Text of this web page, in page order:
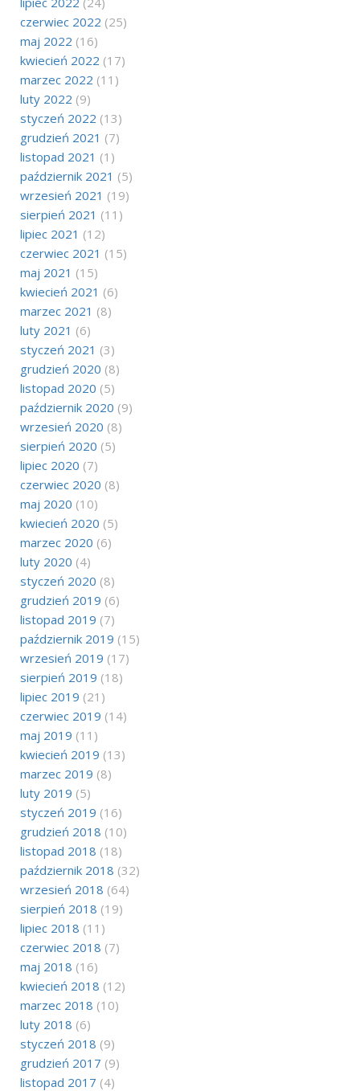
czerwiec 2022 (25)
maj 2022 (16)
kwiecień 2022 (17)
marzec 2022 (11)
luty 2022 (9)
styczeń 2022 (13)
grudzień 2021 (7)
listopad 2021 (1)
październik 2021 (5)
wrzesień 2021 (19)
sierpień 2021 (11)
lipiec 2021 (12)
czerwiec 2021 (15)
maj 2021 (15)
kwiecień 2021 (6)
marzec 2021 (8)
luty 2021 (6)
styczeń 2021 (3)
grudzień 2020 (8)
listopad 2020 (5)
październik 2020 (9)
wrzesień 2020 (8)
sierpień 2020 (5)
lipiec 2020 (7)
czerwiec 2020 (8)
maj 2020 (10)
kwiecień 2020 (5)
marzec 2020 (6)
luty 2020 (4)
styczeń 2020 (8)
grudzień 2019 (6)
listopad 2019 (7)
październik 2019 (15)
wrzesień 2019 (17)
sierpień 2019 (18)
lipiec 2019 (21)
czerwiec 2019 (14)
maj 2019 (11)
kwiecień 2019 (13)
marzec 2019 (8)
luty 2019 (5)
styczeń 2019 (16)
grudzień 2018 (10)
listopad 2018 (18)
październik 2018 (32)
wrzesień 2018 (64)
sierpień 2018 (19)
lipiec 2018 (11)
czerwiec 2018 (7)
maj 2018 (16)
kwiecień 2018 (12)
marzec 2018 (10)
luty 2018 (6)
styczeń 2018 (9)
grudzień 2017 (9)
listopad 2017 (4)